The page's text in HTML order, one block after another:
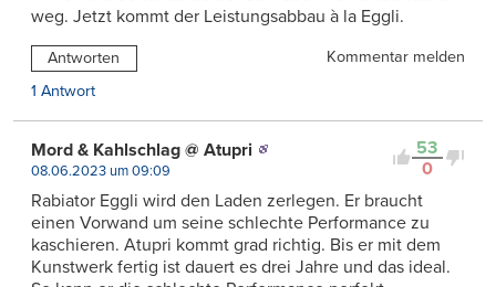
weg. Jetzt kommt der Leistungsabbau à la Eggli.
Antworten
Kommentar melden
1 Antwort
53
0
Mord & Kahlschlag @ Atupri
08.06.2023 um 09:09
Rabiator Eggli wird den Laden zerlegen. Er braucht
einen Vorwand um seine schlechte Performance zu
kaschieren. Atupri kommt grad richtig. Bis er mit dem
Kunstwerk fertig ist dauert es drei Jahre und das ideal.